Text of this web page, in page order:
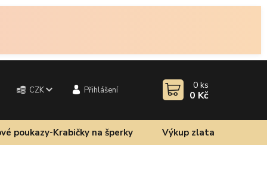
CZK Přihlášení 0 ks
0 Kč
poukazy-Krabičky na šperky Výkup zlata